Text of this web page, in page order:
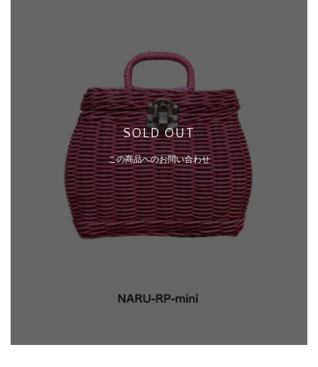
SOLD OUT
この商品へのお問い合わせ